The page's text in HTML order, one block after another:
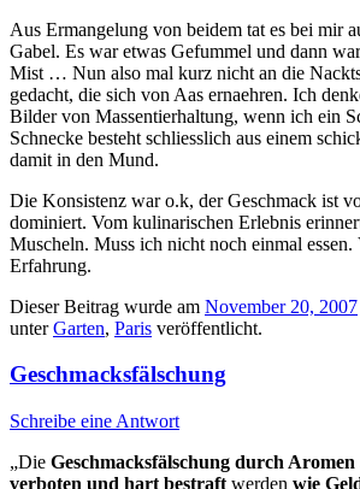
Aus Ermangelung von beidem tat es bei mir
Gabel. Es war etwas Gefummel und dann
Mist … Nun also mal kurz nicht an die
gedacht, die sich von Aas ernaehren. Ich
Bilder von Massentierhaltung, wenn ich ein
Schnecke besteht schliesslich aus einem
damit in den Mund.
Die Konsistenz war o.k, der Geschmack ist
dominiert. Vom kulinarischen Erlebnis
Muscheln. Muss ich nicht noch einmal
Erfahrung.
Dieser Beitrag wurde am November 20, 2007
unterGarten, Paris veröffentlicht.
Geschmacksfälschung
Schreibe eine Antwort
„Die Geschmacksfälschung durch Aromen
verboten und hart bestraft werden wie